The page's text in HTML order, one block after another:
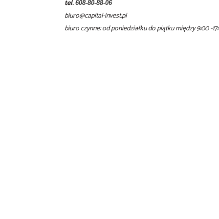
tel. 608-80-88-06
biuro@capital-invest.pl
biuro czynne: od poniedziałku do piątku między 9:00 -